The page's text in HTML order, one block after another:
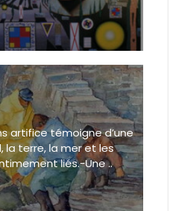
artifice témoigne d’une
la terre, la mer et les
liés.-Une ..